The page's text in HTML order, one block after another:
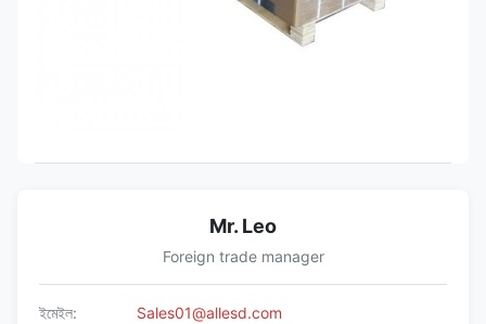
Mr. Leo
Foreign trade manager
ইমেইল:
Sales01@allesd.com